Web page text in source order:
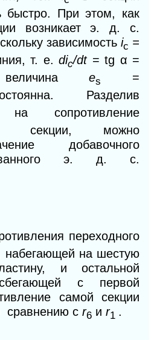
быстро. При этом, как
возникает э. д. с.
зависимость ic =
т. е.dic/dt = tg α =
величинаеs
=
Разделив
на сопротивление
секции, можно
добавочного
э. д. c.
переходного
набегающей на шестую
и остальной
с первой
самой секции
сравнению с r6 и r1 .